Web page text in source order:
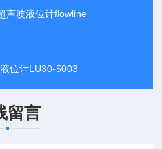
声波液位计flowline
位计LU30-5003
留言